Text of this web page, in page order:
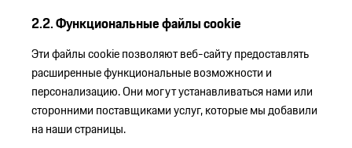
2.2. Функциональные файлы cookie
Эти файлы cookie позволяют веб-сайту предоставлять
расширенные функциональные возможности и
персонализацию. Они могут устанавливаться нами или
сторонними поставщиками услуг, которые мы добавили
на наши страницы.